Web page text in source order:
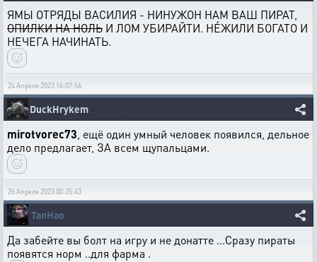
ЯМЫ ОТРЯДЫ ВАСИЛИЯ - НИНУЖОН НАМ ВАШ ПИРАТ,
ОПИЛКИ НА НОЛЬ И ЛОМ УБИРАЙТИ. НÉЖИЛИ БОГАТО И
НЕЧЕГА НАЧИНАТЬ.
24 Апреля 2023 16:07:56
DuckHrykem
mirotvorec73 , ещё один умный человек появился, дельное
дело предлагает, ЗА всем щупальцами.
26 Апреля 2023 00:35:43
TanHao
Да забейте вы болт на игру и не донатте ...Сразу пираты
появятся норм ..для фарма .